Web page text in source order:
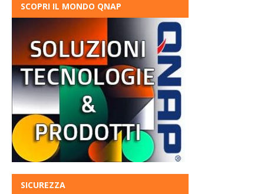
SCOPRI IL MONDO QNAP
SICUREZZA